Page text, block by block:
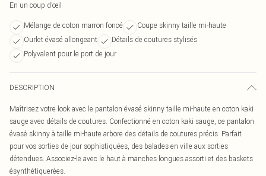
En un coup d’œil
Mélange de coton marron foncé
Coupe skinny taille mi-haute
Ourlet évasé allongeant
Détails de coutures stylisés
Polyvalent pour le port de jour
DESCRIPTION
Maîtrisez votre look avec le pantalon évasé skinny taille mi-haute en coton kaki
sauge avec détails de coutures. Confectionné en coton kaki sauge, ce pantalon
évasé skinny à taille mi-haute arbore des détails de coutures précis. Parfait
pour vos sorties de jour sophistiquées, des balades en ville aux sorties
détendues. Associez-le avec le haut à manches longues assorti et des baskets
ésynthétiquerées.